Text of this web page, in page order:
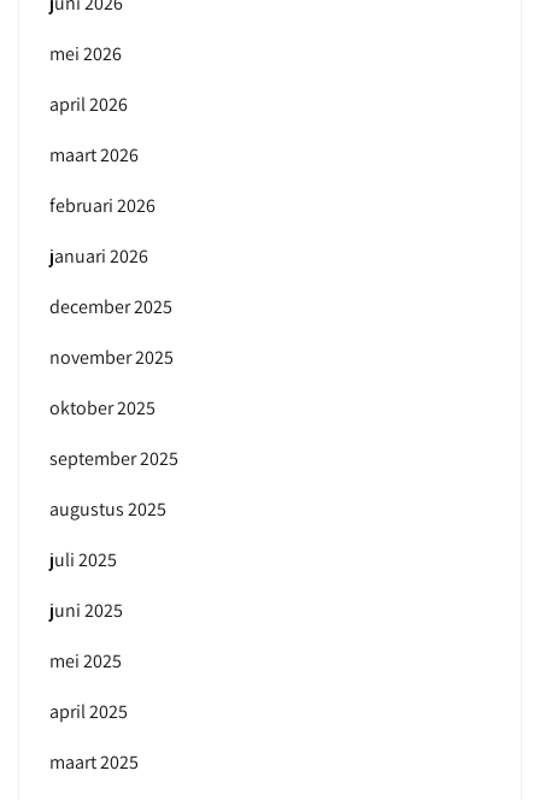
mei 2026
april 2026
maart 2026
februari 2026
januari 2026
december 2025
november 2025
oktober 2025
september 2025
augustus 2025
juli 2025
juni 2025
mei 2025
april 2025
maart 2025